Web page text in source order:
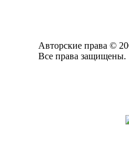
Авторские права ©
Все права защищены.